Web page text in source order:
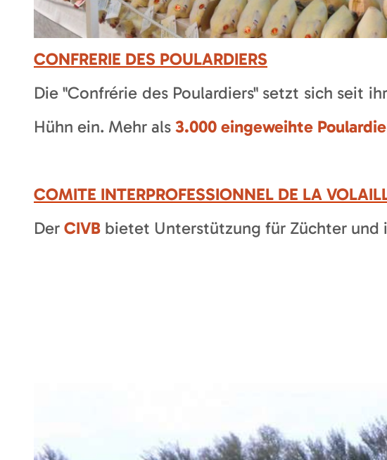
CONFRERIE DES POULARDIERS
Die "Confrérie des Poulardiers" setzt sich seit
Hühn ein. Mehr als 3.000 eingeweihte
COMITE INTERPROFESSIONNEL DE LA
Der CIVB bietet Unterstützung für Züchter und